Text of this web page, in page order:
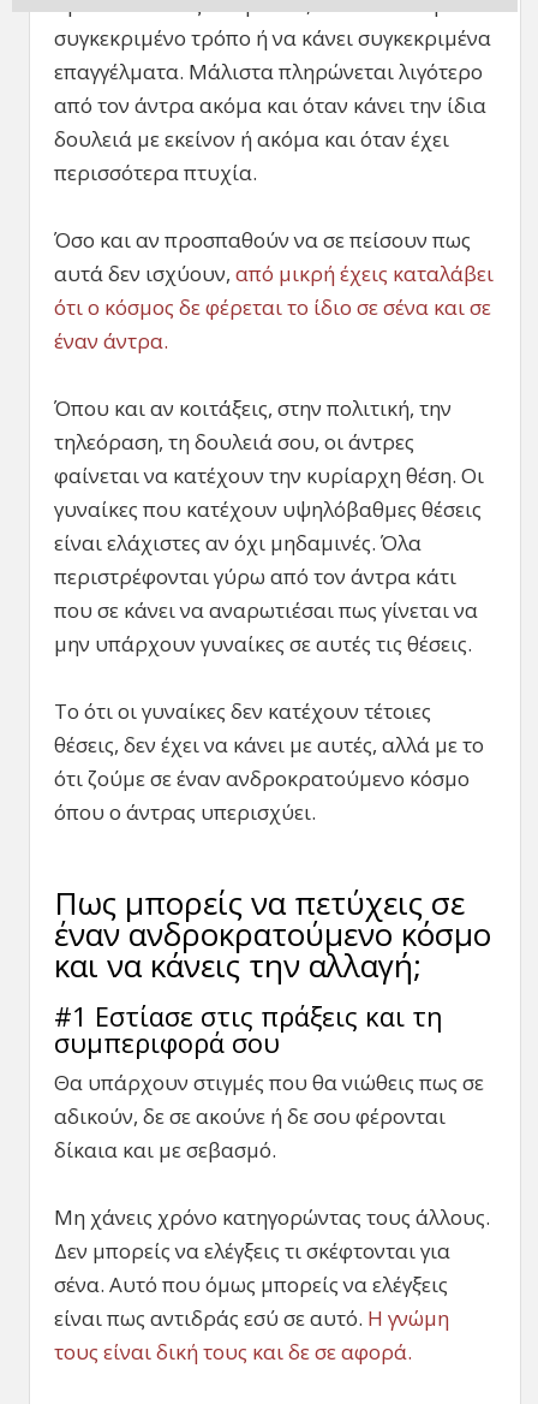
συγκεκριμένο τρόπο ή να κάνει συγκεκριμένα
επαγγέλματα. Μάλιστα πληρώνεται λιγότερο
από τον άντρα ακόμα και όταν κάνει την ίδια
δουλειά με εκείνον ή ακόμα και όταν έχει
περισσότερα πτυχία.
Όσο και αν προσπαθούν να σε πείσουν πως
αυτά δεν ισχύουν, από μικρή έχεις καταλάβει
ότι ο κόσμος δε φέρεται το ίδιο σε σένα και σε
έναν άντρα.
Όπου και αν κοιτάξεις, στην πολιτική, την
τηλεόραση, τη δουλειά σου, οι άντρες
φαίνεται να κατέχουν την κυρίαρχη θέση. Οι
γυναίκες που κατέχουν υψηλόβαθμες θέσεις
είναι ελάχιστες αν όχι μηδαμινές. Όλα
περιστρέφονται γύρω από τον άντρα κάτι
που σε κάνει να αναρωτιέσαι πως γίνεται να
μην υπάρχουν γυναίκες σε αυτές τις θέσεις.
Το ότι οι γυναίκες δεν κατέχουν τέτοιες
θέσεις, δεν έχει να κάνει με αυτές, αλλά με το
ότι ζούμε σε έναν ανδροκρατούμενο κόσμο
όπου ο άντρας υπερισχύει.
Πως μπορείς να πετύχεις σε
έναν ανδροκρατούμενο κόσμο
και να κάνεις την αλλαγή;
#1 Εστίασε στις πράξεις και τη
συμπεριφορά σου
Θα υπάρχουν στιγμές που θα νιώθεις πως σε
αδικούν, δε σε ακούνε ή δε σου φέρονται
δίκαια και με σεβασμό.
Μη χάνεις χρόνο κατηγορώντας τους άλλους.
Δεν μπορείς να ελέγξεις τι σκέφτονται για
σένα. Αυτό που όμως μπορείς να ελέγξεις
είναι πως αντιδράς εσύ σε αυτό. Η γνώμη
τους είναι δική τους και δε σε αφορά.